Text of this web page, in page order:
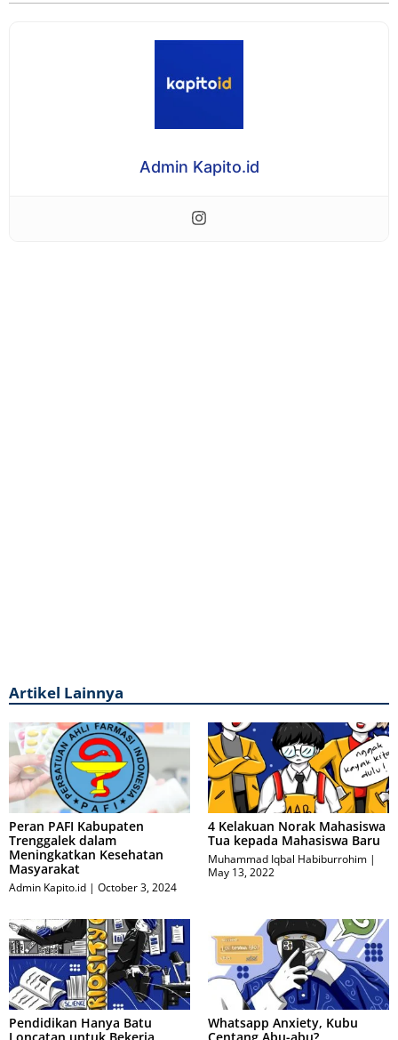
Admin Kapito.id
Artikel Lainnya
Peran PAFI Kabupaten
Trenggalek dalam
Meningkatkan Kesehatan
Masyarakat
Admin Kapito.id October 3, 2024
4 Kelakuan Norak Mahasiswa
Tua kepada Mahasiswa Baru
Muhammad Iqbal Habiburrohim
May 13, 2022
Pendidikan Hanya Batu
Whatsapp Anxiety, Kubu